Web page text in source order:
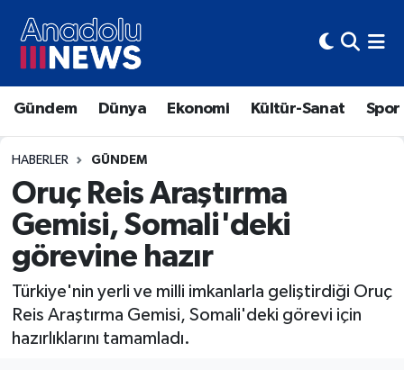
Gündem Dünya Ekonomi Kültür-Sanat Spor
HABERLER GÜNDEM
Oruç Reis Araştırma
Gemisi, Somali'deki
görevine hazır
Türkiye'nin yerli ve milli imkanlarla geliştirdiği Oruç
Reis Araştırma Gemisi, Somali'deki görevi için
hazırlıklarını tamamladı.
Hava Durumu
Trafik Durumu
Süper Lig Puan Durumu ve Fikstür
Tüm Manşetler
Son Dakika Haberleri
Haber Arşivi